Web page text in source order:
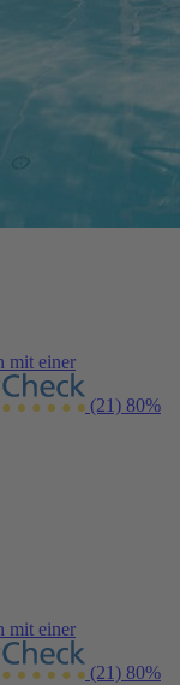
mit einer
(21) 80%
mit einer
(21) 80%